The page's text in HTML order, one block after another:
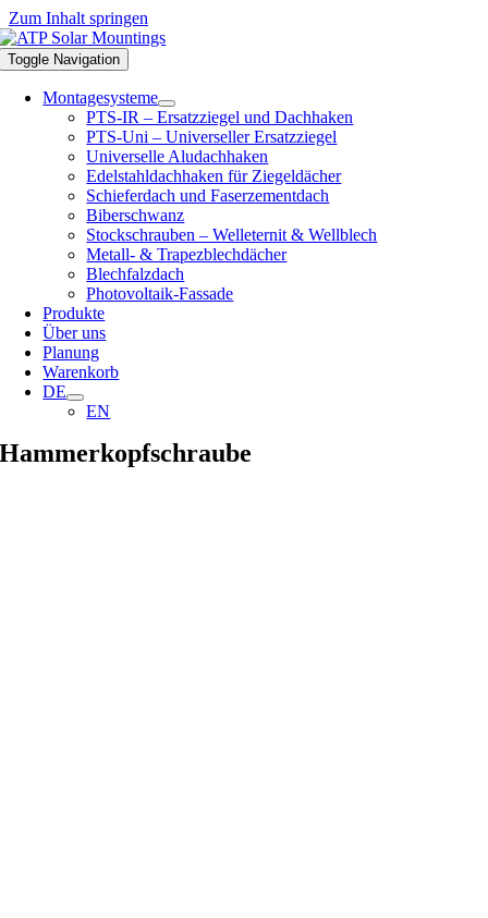
Zum Inhalt springen
Toggle Navigation
Montagesysteme
PTS-IR – Ersatzziegel und Dachhaken
PTS-Uni – Universeller Ersatzziegel
Universelle Aludachhaken
Edelstahldachhaken für Ziegeldächer
Schieferdach und Faserzementdach
Biberschwanz
Stockschrauben – Welleternit & Wellblech
Metall- & Trapezblechdächer
Blechfalzdach
Photovoltaik-Fassade
Produkte
Über uns
Planung
Warenkorb
DE
EN
Hammerkopfschraube